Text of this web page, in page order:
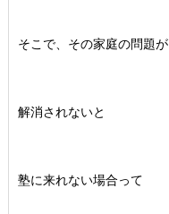
そこで、その家庭の問題が
解消されないと
塾に来れない場合って